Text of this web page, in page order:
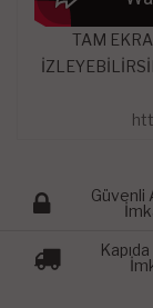
TAM
Güvenli